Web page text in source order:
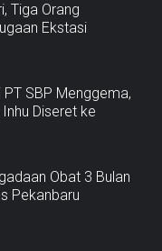
Tiga Orang
Ekstasi
SBP Menggema,
Diseret ke
Obat 3 Bulan
Pekanbaru